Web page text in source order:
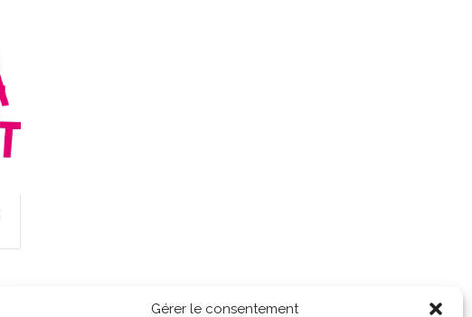
Gérer le consentement